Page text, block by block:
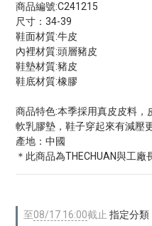
商品編號:C241215
尺寸：34-39
鞋面材質:牛皮
內裡材質:頭層豬皮
鞋墊材質:豬皮
鞋底材質:橡膠
商品特色:本季採用真皮皮料，
軟乳膠墊，鞋子穿起來有減壓
產地：中國
＊此商品為THECHUAN與工廠
至08/17 16:00截止 指定分類